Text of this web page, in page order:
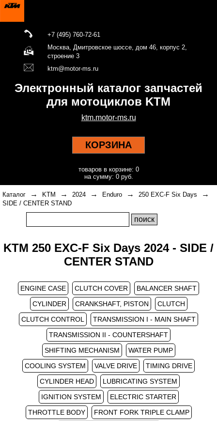
+7 (495) 760-72-61
Москва, Дмитровское шоссе, дом 46, корпус 2,
строение 3
ktm@motor-ms.ru
Электронный каталог запчастей
для мотоциклов KTM
ktm.motor-ms.ru
КОРЗИНА
товаров в корзине: 0
на сумму: 0 руб.
Каталог → KTM → 2024 → Enduro → 250 EXC-F Six Days →
SIDE / CENTER STAND
KTM 250 EXC-F Six Days 2024 - SIDE /
CENTER STAND
ENGINE CASE CLUTCH COVER
BALANCER SHAFT
CYLINDER
CRANKSHAFT, PISTON
CLUTCH
CLUTCH CONTROL
TRANSMISSION I - MAIN SHAFT
TRANSMISSION II - COUNTERSHAFT
SHIFTING MECHANISM
WATER PUMP
COOLING SYSTEM
VALVE DRIVE
TIMING DRIVE
CYLINDER HEAD
LUBRICATING SYSTEM
IGNITION SYSTEM
ELECTRIC STARTER
THROTTLE BODY
FRONT FORK TRIPLE CLAMP